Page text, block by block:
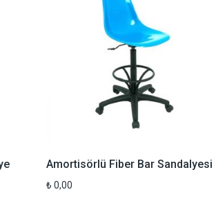
Amortisörlü Fiber Bar Sandalyesi
₺ 0,00